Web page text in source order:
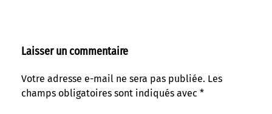
Laisser un commentaire
Votre adresse e-mail ne sera pas publiée. Les
champs obligatoires sont indiqués avec *